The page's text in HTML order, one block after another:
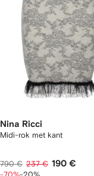
Nina Ricci
Midi-rok met kant
790 € 237 € 190 €